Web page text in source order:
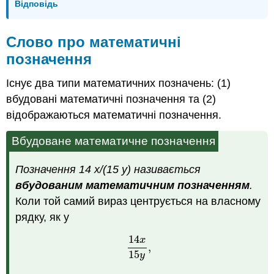
Відповідь
Слово про математичні
позначення
Існує два типи математичних позначень: (1)
вбудовані математичні позначення та (2)
відображаються математичні позначення.
Вбудоване математичне позначення
Позначення 14х/(15 у) називається
вбудованим математичним позначенням.
Коли той самий вираз центрується на власному
рядку, як у
14x
15y
,
14x15